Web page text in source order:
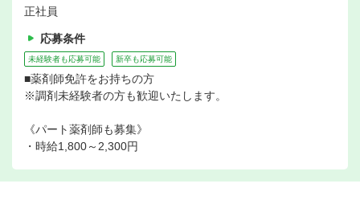
正社員
応募条件
未経験者も応募可能 新卒も応募可能
■薬剤師免許をお持ちの方
※調剤未経験者の方も歓迎いたします。
《パート薬剤師も募集》
・時給1,800～2,300円